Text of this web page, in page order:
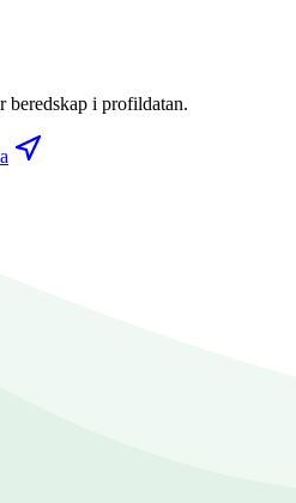
beredskap i profildatan.